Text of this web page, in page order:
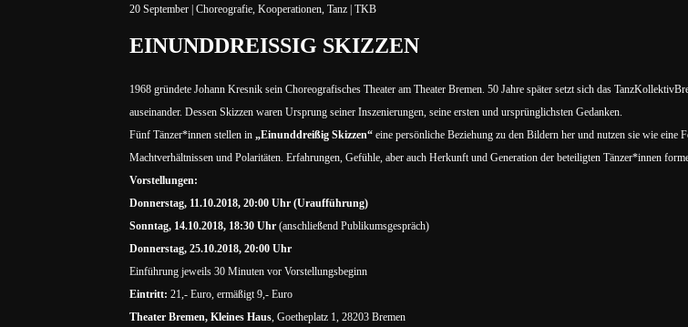
20 September Choreografie, Kooperationen, Tanz TKB
EINUNDDREISSIG SKIZZEN
1968 gründete Johann Kresnik sein Choreografisches Theater am Theater Bremen. 50 Jahre später setzt sich das
auseinander. Dessen Skizzen waren Ursprung seiner Inszenierungen, seine ersten und ursprünglichsten Gedanken.
Fünf Tänzer*innen stellen in „Einunddreißig Skizzen“ eine persönliche Beziehung zu den Bildern her und nutzen sie wie eine
Machtverhältnissen und Polaritäten. Erfahrungen, Gefühle, aber auch Herkunft und Generation der beteiligten Tänzer*innen
Vorstellungen:
Donnerstag, 11.10.2018, 20:00 Uhr (Uraufführung)
Sonntag, 14.10.2018, 18:30 Uhr (anschließend Publikumsgespräch)
Donnerstag, 25.10.2018, 20:00 Uhr
Einführung jeweils 30 Minuten vor Vorstellungsbeginn
Eintritt: 21,- Euro, ermäßigt 9,- Euro
Theater Bremen, Kleines Haus, Goetheplatz 1, 28203 Bremen